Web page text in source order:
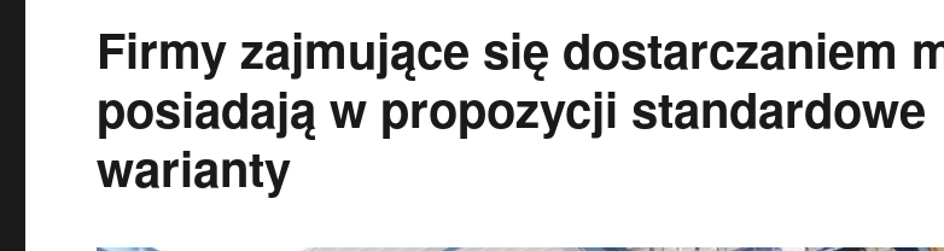
Firmy zajmujące się dostarczaniem
posiadają w propozycji standardowe
warianty